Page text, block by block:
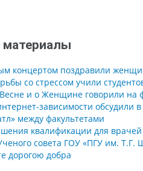
концертом поздравили
со стрессом учили
и о Женщине говорили на
зависимости обсудили
между факультетами
квалификации для
совета ГОУ «ПГУ им. Т.Г.
дорогою добра